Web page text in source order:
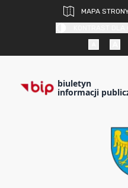
MAPA
biuletyn
informacji